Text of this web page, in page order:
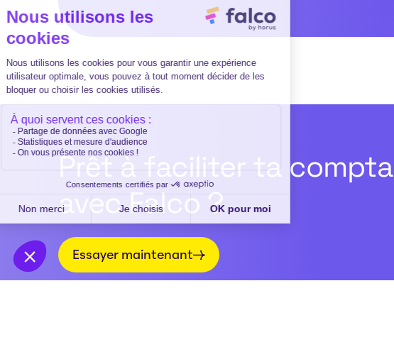
Prêt à faciliter ta compta
avec Falco ?
Essayer maintenant